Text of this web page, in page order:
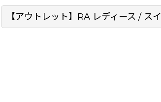
【アウトレット】RA レディース /